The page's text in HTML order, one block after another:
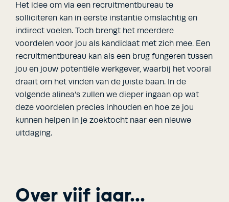
Het idee om via een recruitmentbureau te
solliciteren kan in eerste instantie omslachtig en
indirect voelen. Toch brengt het meerdere
voordelen voor jou als kandidaat met zich mee. Een
recruitmentbureau kan als een brug fungeren tussen
jou en jouw potentiële werkgever, waarbij het vooral
draait om het vinden van de juiste baan. In de
volgende alinea’s zullen we dieper ingaan op wat
deze voordelen precies inhouden en hoe ze jou
kunnen helpen in je zoektocht naar een nieuwe
uitdaging.
Over vijf jaar...